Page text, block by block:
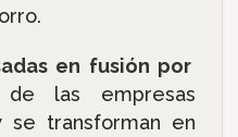
en fusión por
las empresas
transforman en